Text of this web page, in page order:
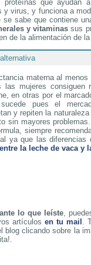
proteínas que
y virus, y funciona a
se sabe que contiene
y vitaminas sus
de la alimentación de
materna al
mujeres consiguen
en otras por el
pues el
y repiten la
sin mayores
siempre
ya que las
la leche de vaca y
lo que leíste,
artículosen tu mail .
blog clicando sobre la